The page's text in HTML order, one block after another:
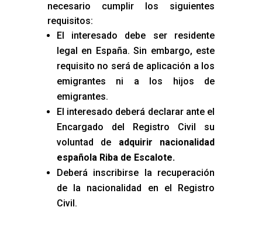
necesario cumplir los siguientes
requisitos:
El interesado debe ser residente
legal en España. Sin embargo, este
requisito no será de aplicación a los
emigrantes ni a los hijos de
emigrantes.
El interesado deberá declarar ante el
Encargado del Registro Civil su
voluntad de adquirir nacionalidad
española Riba de Escalote.
Deberá inscribirse la recuperación
de la nacionalidad en el Registro
Civil.